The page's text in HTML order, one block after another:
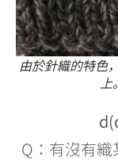
由於針織的特色
Q：有沒有